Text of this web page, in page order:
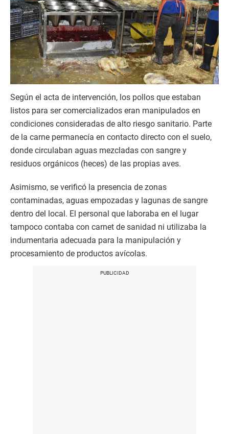
Según el acta de intervención, los pollos que estaban
listos para ser comercializados eran manipulados en
condiciones consideradas de alto riesgo sanitario. Parte
de la carne permanecía en contacto directo con el suelo,
donde circulaban aguas mezcladas con sangre y
residuos orgánicos (heces) de las propias aves.
Asimismo, se verificó la presencia de zonas
contaminadas, aguas empozadas y lagunas de sangre
dentro del local. El personal que laboraba en el lugar
tampoco contaba con carnet de sanidad ni utilizaba la
indumentaria adecuada para la manipulación y
procesamiento de productos avícolas.